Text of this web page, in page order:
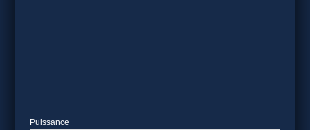
Puissance